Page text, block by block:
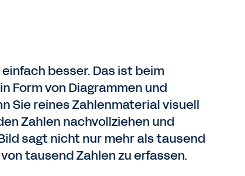
besser. Das ist beim
Form von Diagrammen und
Sie reines Zahlenmaterial visuell
Zahlen nachvollziehen und
sagt nicht nur mehr als tausend
tausend Zahlen zu erfassen.